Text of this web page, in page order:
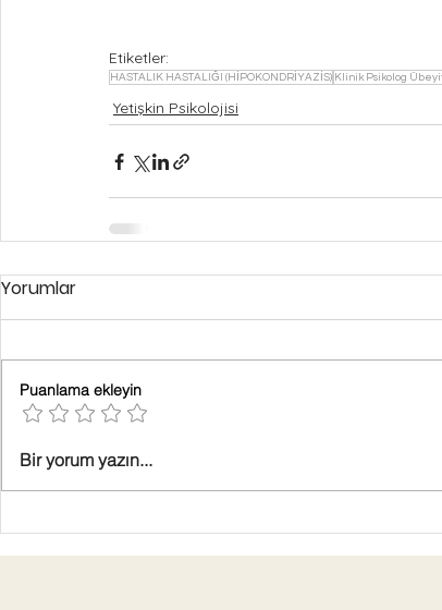
Etiketler:
HASTALIK HASTALIĞI (HİPOKONDRİYAZİS) Klinik Psikolog
Yetişkin Psikolojisi
Yorumlar
Puanlama ekleyin
Bir yorum yazın...